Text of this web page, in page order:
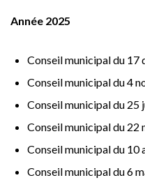
Année 2025
Conseil municipal du 17
Conseil municipal du 4
Conseil municipal du 25
Conseil municipal du 22
Conseil municipal du 10
Conseil municipal du 6